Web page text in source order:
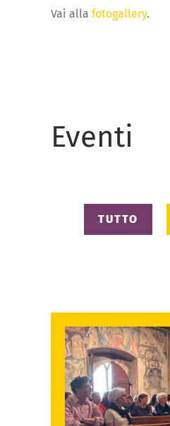
Vai alla fotogallery.
Eventi
TUTTO